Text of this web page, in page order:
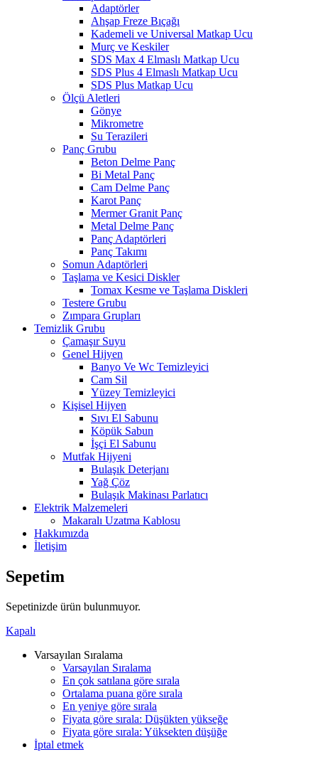
Adaptörler
Ahşap Freze Bıçağı
Kademeli ve Universal Matkap Ucu
Murç ve Keskiler
SDS Max 4 Elmaslı Matkap Ucu
SDS Plus 4 Elmaslı Matkap Ucu
SDS Plus Matkap Ucu
Ölçü Aletleri
Gönye
Mikrometre
Su Terazileri
Panç Grubu
Beton Delme Panç
Bi Metal Panç
Cam Delme Panç
Karot Panç
Mermer Granit Panç
Metal Delme Panç
Panç Adaptörleri
Panç Takımı
Somun Adaptörleri
Taşlama ve Kesici Diskler
Tomax Kesme ve Taşlama Diskleri
Testere Grubu
Zımpara Grupları
Temizlik Grubu
Çamaşır Suyu
Genel Hijyen
Banyo Ve Wc Temizleyici
Cam Sil
Yüzey Temizleyici
Kişisel Hijyen
Sıvı El Sabunu
Köpük Sabun
İşçi El Sabunu
Mutfak Hijyeni
Bulaşık Deterjanı
Yağ Çöz
Bulaşık Makinası Parlatıcı
Elektrik Malzemeleri
Makaralı Uzatma Kablosu
Hakkımızda
İletişim
Sepetim
Sepetinizde ürün bulunmuyor.
Kapalı
Varsayılan Sıralama
Varsayılan Sıralama
En çok satılana göre sırala
Ortalama puana göre sırala
En yeniye göre sırala
Fiyata göre sırala: Düşükten yükseğe
Fiyata göre sırala: Yüksekten düşüğe
İptal etmek